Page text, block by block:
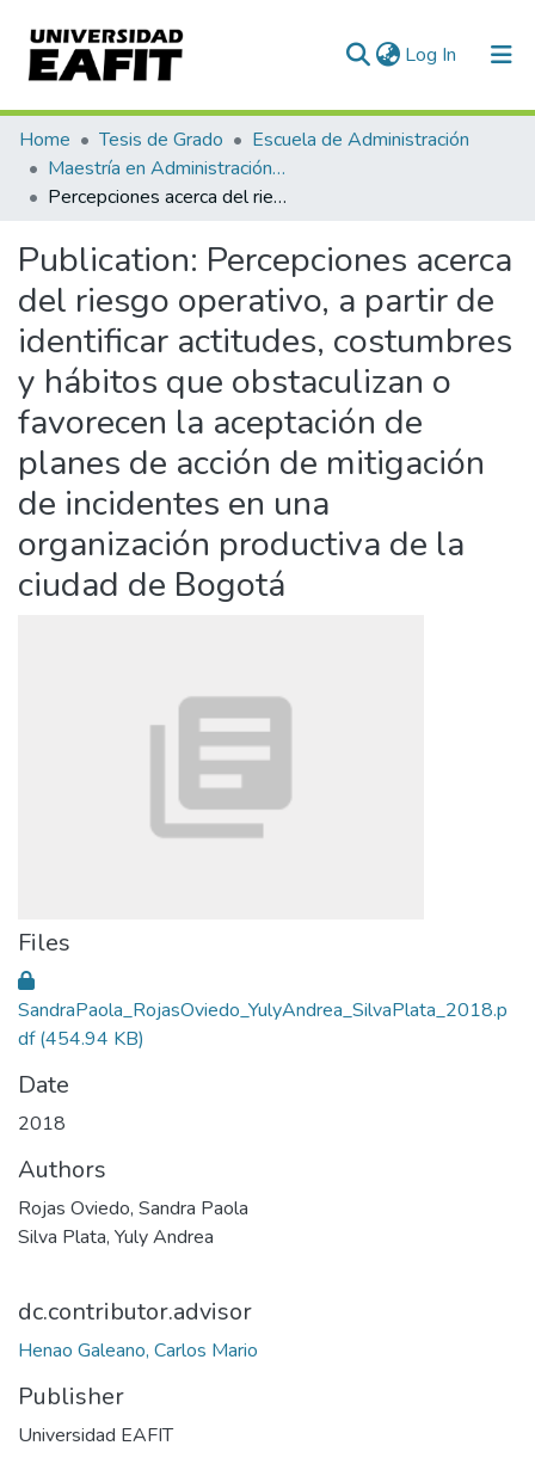
Log In (current)
Communities & Collections
All of DSpace
Home Tesis de Grado
Escuela de Administración
Maestría en Administración - MBA (tesis)
Percepciones acerca del riesgo operativo, a partir de identificar actitudes, costumbres y hábitos que obstaculizan o favorecen la aceptación de planes de acción de mitigación de incidentes en una organización productiva de la ciudad de Bogotá
Publication: Percepciones acerca
del riesgo operativo, a partir de
identificar actitudes, costumbres
y hábitos que obstaculizan o
favorecen la aceptación de
planes de acción de mitigación
de incidentes en una
organización productiva de la
ciudad de Bogotá
Files
SandraPaola_RojasOviedo_YulyAndrea_SilvaPlata_2018.p
df(454.94 KB)
Date
2018
Authors
Rojas Oviedo, Sandra Paola
Silva Plata, Yuly Andrea
dc.contributor.advisor
Henao Galeano, Carlos Mario
Publisher
Universidad EAFIT